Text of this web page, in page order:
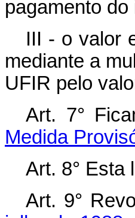
pagamento
III - o valor
mediante a
UFIR pelo
Art. 7°
Medida
Art. 8° Esta
Art. 9°